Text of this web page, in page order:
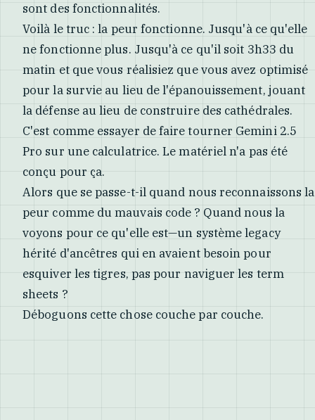
sont des fonctionnalités.
Voilà le truc : la peur fonctionne. Jusqu'à ce qu'elle
ne fonctionne plus. Jusqu'à ce qu'il soit 3h33 du
matin et que vous réalisiez que vous avez optimisé
pour la survie au lieu de l'épanouissement, jouant
la défense au lieu de construire des cathédrales.
C'est comme essayer de faire tourner Gemini 2.5
Pro sur une calculatrice. Le matériel n'a pas été
conçu pour ça.
Alors que se passe-t-il quand nous reconnaissons la
peur comme du mauvais code ? Quand nous la
voyons pour ce qu'elle est—un système legacy
hérité d'ancêtres qui en avaient besoin pour
esquiver les tigres, pas pour naviguer les term
sheets ?
Déboguons cette chose couche par couche.